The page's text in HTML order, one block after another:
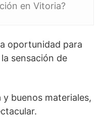
en Vitoria?
oportunidad para
sensación de
buenos materiales,